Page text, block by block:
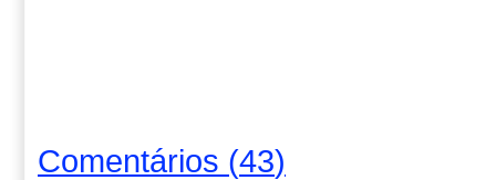
Comentários (43)